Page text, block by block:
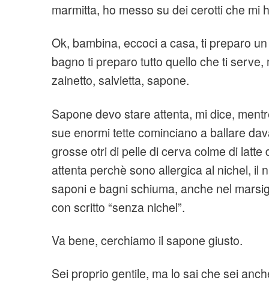
marmitta, ho messo su dei cerotti che mi
Ok, bambina, eccoci a casa, ti preparo
bagno ti preparo tutto quello che ti
zainetto, salvietta, sapone.
Sapone devo stare attenta, mi dice,
sue enormi tette cominciano a ballare
grosse otri di pelle di cerva colme di latte
attenta perchè sono allergica al nichel, il
saponi e bagni schiuma, anche nel
con scritto “senza nichel”.
Va bene, cerchiamo il sapone giusto.
Sei proprio gentile, ma lo sai che sei